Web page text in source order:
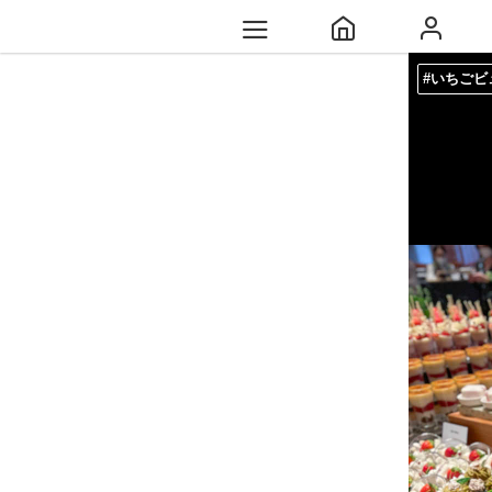
#いちごビ